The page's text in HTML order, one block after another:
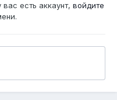
есть аккаунт, войдите